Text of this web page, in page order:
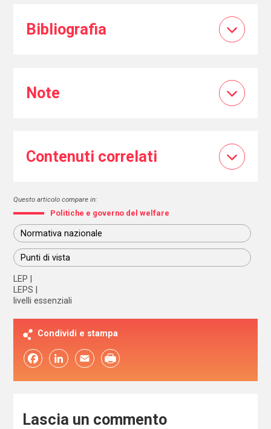
Bibliografia
Note
Contenuti correlati
Questo articolo compare in:
Politiche e governo del welfare
Normativa nazionale
Punti di vista
LEP
LEPS
livelli essenziali
Condividi e stampa
FacebookLinkedIn Email
Lascia un commento